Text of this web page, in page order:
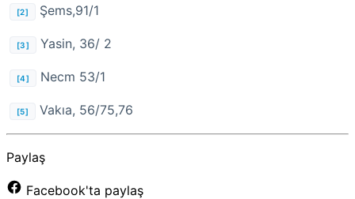
[2] Şems,91/1
[3] Yasin, 36/ 2
[4] Necm 53/1
[5] Vakıa, 56/75,76
Paylaş
Facebook'ta paylaş